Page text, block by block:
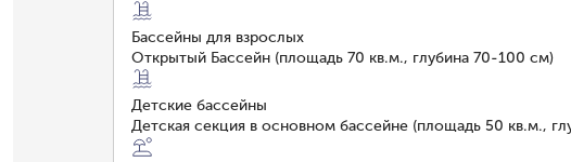
Бассейны для взрослых
Открытый Бассейн (площадь 70 кв.м., глубина 70-100 см)
Детские бассейны
Детская секция в основном бассейне (площадь 50 кв.м.,